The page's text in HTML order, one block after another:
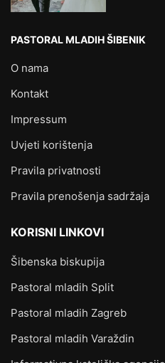
PASTORAL MLADIH ŠIBENIK
O nama
Kontakt
Impressum
Uvjeti korištenja
Pravila privatnosti
Pravila prenošenja sadržaja
KORISNI LINKOVI
Šibenska biskupija
Pastoral mladih Split
Pastoral mladih Zagreb
Pastoral mladih Varaždin